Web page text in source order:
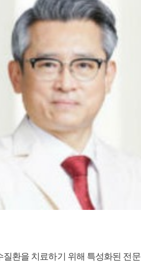
환을 치료하기 위해 특성화된 전문